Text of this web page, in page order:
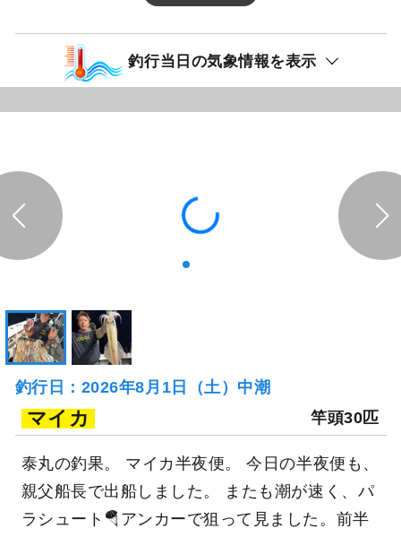
釣行当日の気象情報を表示
釣行日：2026年8月1日（土）中潮
マイカ 竿頭30匹
泰丸の釣果。 マイカ半夜便。 今日の半夜便も、
親父船長で出船しました。 またも潮が速く、パ
ラシュート🪂アンカーで狙って見ました。前半